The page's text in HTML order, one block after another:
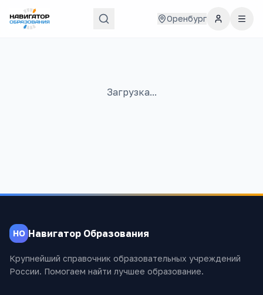
Оренбург
Загрузка...
НО Навигатор Образования
Крупнейший справочник образовательных учреждений
России. Помогаем найти лучшее образование.